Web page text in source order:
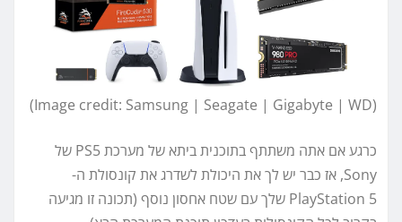
(Image credit: Samsung | Seagate | Gigabyte | WD)
כרגע אם אתה משתתף בתוכנית ביתא של מערכת PS5 של
Sony, אז כבר יש לך את היכולת לשדרג את קונסולת ה-
PlayStation 5 שלך עם שטח אחסון נוסף (תכונה זו מגיעה